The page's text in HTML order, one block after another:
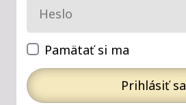
Pamätať si ma
Prihlásiť sa